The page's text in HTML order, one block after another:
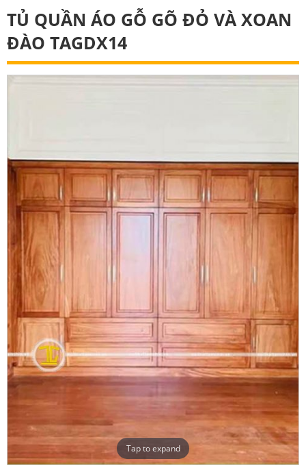
TỦ QUẦN ÁO GỖ GÕ ĐỎ VÀ XOAN
ĐÀO TAGDX14
Tap to expand